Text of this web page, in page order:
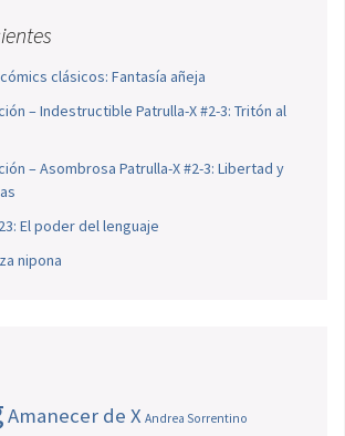
clásicos: Fantasía añeja
– Indestructible Patrulla-X #2-3: Tritón al
– Asombrosa Patrulla-X #2-3: Libertad y
El poder del lenguaje
nipona
Amanecer de X Andrea Sorrentino